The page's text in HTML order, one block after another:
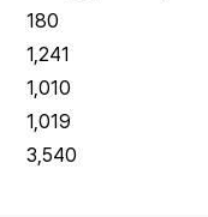
180
1,241
1,010
1,019
3,540